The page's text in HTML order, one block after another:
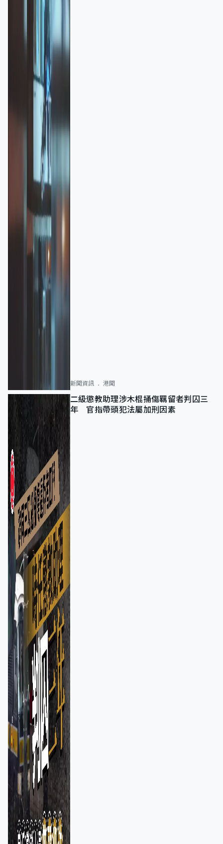
新聞資訊 港聞
二級懲教助理涉木棍捅傷羈留者判囚三
年 官指帶頭犯法屬加刑因素